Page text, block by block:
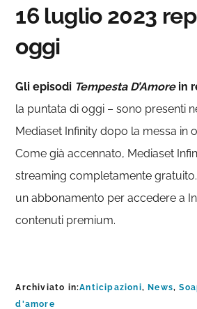
16 luglio 2023
oggi
Gli episodi Tempesta D’Amorein
la puntata di oggi – sono presenti
Mediaset Infinity dopo la messa in
Come già accennato, Mediaset
streaming completamente
un abbonamento per accedere a
contenuti premium.
Archiviato in:Anticipazioni, News,
d'amore